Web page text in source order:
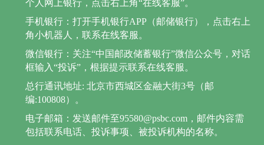
个人网上银行，点击右上角“在线客服”。
手机银行：打开手机银行APP（邮储银行），点击右上
角小机器人，联系在线客服。
微信银行：关注“中国邮政储蓄银行”微信公众号，对话
框输入“投诉”，根据提示联系在线客服。
总行通讯地址: 北京市西城区金融大街3号（邮
编:100808）。
电子邮箱：发送邮件至95580@psbc.com，邮件内容需
包括联系电话、投诉事项、被投诉机构的名称。